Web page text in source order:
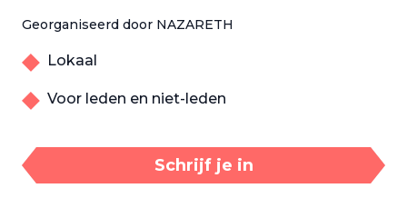
Georganiseerd door NAZARETH
Lokaal
Voor leden en niet-leden
Schrijf je in